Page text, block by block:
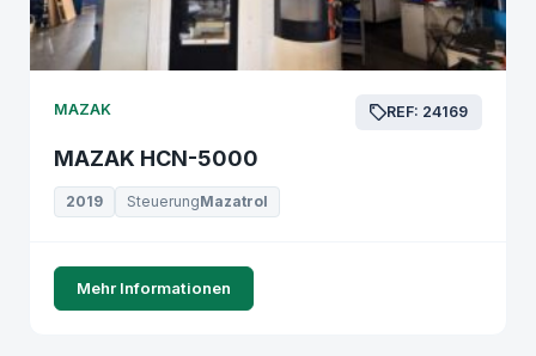
MAZAK REF: 24169
MAZAK HCN-5000
2019 SteuerungMazatrol
Mehr Informationen